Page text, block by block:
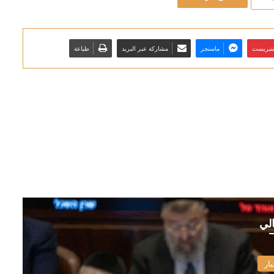
ماسنجر مشاركة عبر البريد طباعة